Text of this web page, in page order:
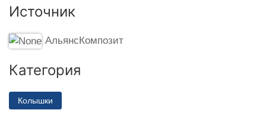
Источник
АльянсКомпозит
Категория
Колышки